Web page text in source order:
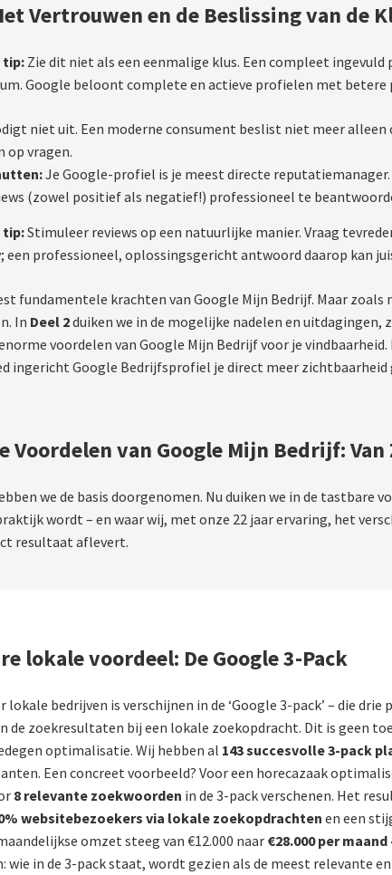
Vertrouwen en de Beslissing van de
tip: Zie dit niet als een eenmalige klus. Een compleet
Google beloont complete en actieve profielen met betere
niet uit. Een moderne consument beslist niet meer alleen
op vragen.
Je Google-profiel is je meest directe
(zowel positief als negatief!) professioneel te
tip:Stimuleer reviews op een natuurlijke manier. Vraag
een professioneel, oplossingsgericht antwoord daarop
fundamentele krachten van Google Mijn Bedrijf. Maar
In Deel 2duiken we in de mogelijke nadelen en uitdagingen,
voordelen van Google Mijn Bedrijf voor je vindbaarheid.
ingericht Google Bedrijfsprofiel je direct meer zichtbaarheid
Voordelen van Google Mijn Bedrijf:
we de basis doorgenomen. Nu duiken we in de
wordt – en waar wij, met onze 22 jaar ervaring, het
resultaat aflevert.
lokale voordeel: De Google 3-Pack
lokale bedrijven is verschijnen in de ‘Google 3-pack’ – die drie
de zoekresultaten bij een lokale zoekopdracht. Dit is geen
optimalisatie. Wij hebben al 143 succesvolle 3-pack
Een concreet voorbeeld? Voor een horecazaak
8 relevante zoekwoorden in de 3-pack verschenen. Het
websitebezoekers via lokale zoekopdrachtenen een
omzet steeg van €12.000 naar €28.000 per
wie in de 3-pack staat, wordt gezien als de meest relevante